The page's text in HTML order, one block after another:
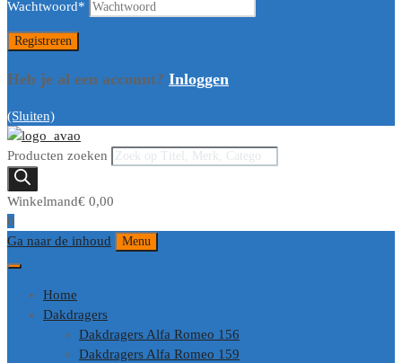
Wachtwoord*
Heb je al een account? Inloggen
(Sluiten)
Producten zoeken
Winkelmand€ 0,00
0
Ga naar de inhoud
Menu
Home
Dakdragers
Dakdragers Alfa Romeo 156
Dakdragers Alfa Romeo 159